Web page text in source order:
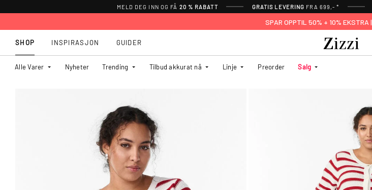
MELD DEG INN OG FÅ 20 % RABATT GRATIS LEVERING FRA 699,- *
SPAR OPPTIL 50% + 10% EKSTRA |
SHOP
Alle Varer Nyheter Trending Tilbud akkurat nå Linje Preorder Salg
INSPIRASJON GUIDER